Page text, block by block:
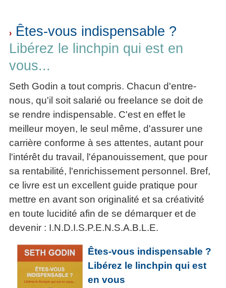
› Êtes-vous indispensable ?
Libérez le linchpin qui est en
vous...
Seth Godin a tout compris. Chacun d'entre-
nous, qu'il soit salarié ou freelance se doit de
se rendre indispensable. C'est en effet le
meilleur moyen, le seul même, d'assurer une
carrière conforme à ses attentes, autant pour
l'intérêt du travail, l'épanouissement, que pour
sa rentabilité, l'enrichissement personnel. Bref,
ce livre est un excellent guide pratique pour
mettre en avant son originalité et sa créativité
en toute lucidité afin de se démarquer et de
devenir : I.N.D.I.S.P.E.N.S.A.B.L.E.
Êtes-vous indispensable ?
Libérez le linchpin qui est
en vous